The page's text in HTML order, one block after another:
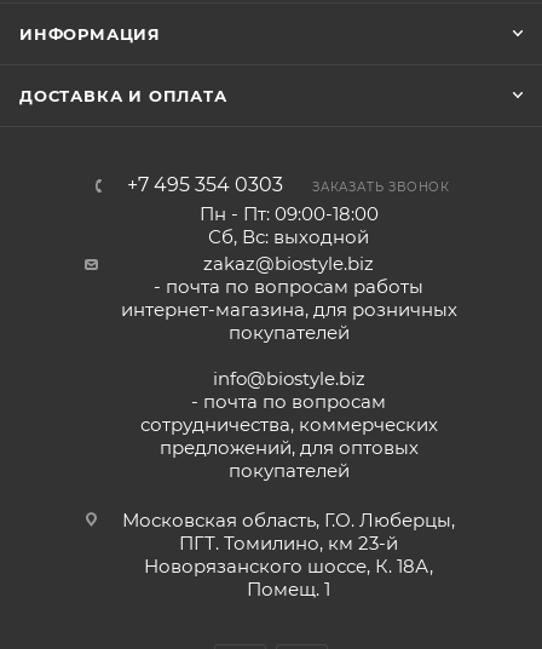
ИНФОРМАЦИЯ
ДОСТАВКА И ОПЛАТА
+7 495 354 0303 ЗАКАЗАТЬ ЗВОНОК
Пн - Пт: 09:00-18:00
Сб, Вс: выходной
zakaz@biostyle.biz
- почта по вопросам работы
интернет-магазина, для розничных
покупателей
info@biostyle.biz
- почта по вопросам
сотрудничества, коммерческих
предложений, для оптовых
покупателей
Московская область, Г.О. Люберцы,
ПГТ. Томилино, км 23-й
Новорязанского шоссе, К. 18А,
Помещ. 1